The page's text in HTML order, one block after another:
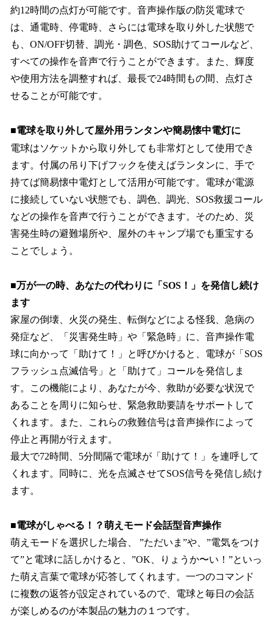
約12時間の点灯が可能です。音声操作版の防災電球で
は、通電時、停電時、さらには電球を取り外した状態で
も、ON/OFF切替、調光・調色、SOS助けてコールなど、
すべての操作を音声で行うことができます。また、輝度
や使用方法を調整すれば、最長で24時間もの間、点灯さ
せることが可能です。
■電球を取り外して屋外用ランタンや簡易懐中電灯に
電球はソケットから取り外しても非常灯として使用でき
ます。付属の吊り下げフックを使えばランタンに、手で
持てば簡易懐中電灯として活用が可能です。電球が電源
に接続していない状態でも、調色、調光、SOS救援コール
などの操作を音声で行うことができます。そのため、災
害発生時の避難場所や、屋外のキャンプ場でも重宝する
ことでしょう。
■万が一の時、あなたの代わりに「SOS！」を発信し続け
ます
家屋の倒壊、火災の発生、転倒などによる怪我、急病の
発症など、「災害発生時」や「緊急時」に、音声操作電
球に向かって「助けて！」と呼びかけると、電球が「SOS
フラッシュ点滅信号」と「助けて」コールを発信しま
す。この機能により、あなたが今、救助が必要な状況で
あることを周りに知らせ、緊急救助要請をサポートして
くれます。また、これらの救難信号は音声操作によって
停止と再開が行えます。
最大で72時間、5分間隔で電球が「助けて！」を連呼して
くれます。同時に、光を点滅させてSOS信号を発信し続け
ます。
■電球がしゃべる！？萌えモード会話型音声操作
萌えモードを選択した場合、 ”ただいま”や、”電気をつけ
て”と電球に話しかけると、”OK、りょうか〜い！”といっ
た萌え言葉で電球が応答してくれます。一つのコマンド
に複数の返答が設定されているので、電球と毎日の会話
が楽しめるのが本製品の魅力の１つです。